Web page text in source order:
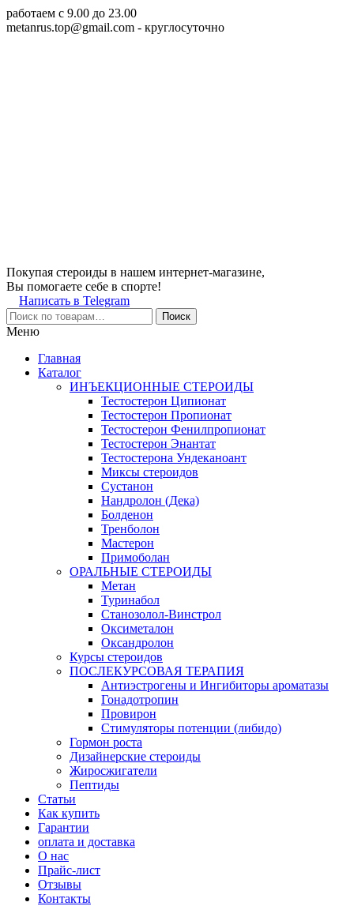
работаем c 9.00 до 23.00
metanrus.top@gmail.com - круглосуточно
Покупая стероиды в нашем интернет-магазине,
Вы помогаете себе в спорте!
Написать в Telegram
Поиск
Меню
Главная
Каталог
ИНЪЕКЦИОННЫЕ СТЕРОИДЫ
Тестостерон Ципионат
Тестостерон Пропионат
Тестостерон Фенилпропионат
Тестостерон Энантат
Тестостерона Ундеканоант
Миксы стероидов
Сустанон
Нандролон (Дека)
Болденон
Тренболон
Мастерон
Примоболан
ОРАЛЬНЫЕ СТЕРОИДЫ
Метан
Туринабол
Станозолол-Винстрол
Оксиметалон
Оксандролон
Курсы стероидов
ПОСЛЕКУРСОВАЯ ТЕРАПИЯ
Антиэстрогены и Ингибиторы ароматазы
Гонадотропин
Провирон
Стимуляторы потенции (либидо)
Гормон роста
Дизайнерские стероиды
Жиросжигатели
Пептиды
Статьи
Как купить
Гарантии
оплата и доставка
О нас
Прайс-лист
Отзывы
Контакты